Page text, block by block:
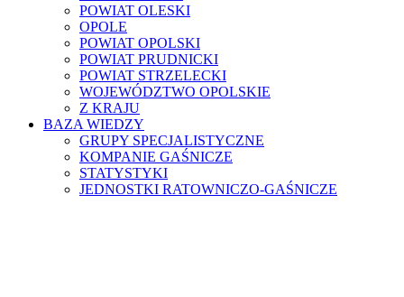
POWIAT OLESKI
OPOLE
POWIAT OPOLSKI
POWIAT PRUDNICKI
POWIAT STRZELECKI
WOJEWÓDZTWO OPOLSKIE
Z KRAJU
BAZA WIEDZY
GRUPY SPECJALISTYCZNE
KOMPANIE GAŚNICZE
STATYSTYKI
JEDNOSTKI RATOWNICZO-GAŚNICZE